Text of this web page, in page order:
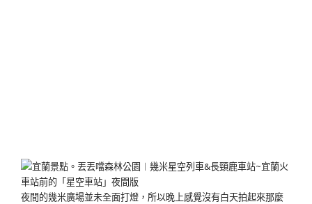
夜間的幾米廣場並未全面打燈，所以晚上感覺沒有白天拍起來那麼